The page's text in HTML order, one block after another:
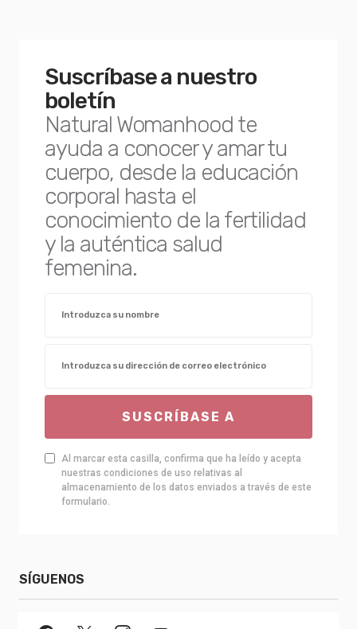
Suscríbase a nuestro
boletín
Natural Womanhood te
ayuda a conocer y amar tu
cuerpo, desde la educación
corporal hasta el
conocimiento de la fertilidad
y la auténtica salud
femenina.
SUSCRÍBASE A
Al marcar esta casilla, confirma que ha leído y acepta
nuestras condiciones de uso relativas al
almacenamiento de los datos enviados a través de este
formulario.
SÍGUENOS